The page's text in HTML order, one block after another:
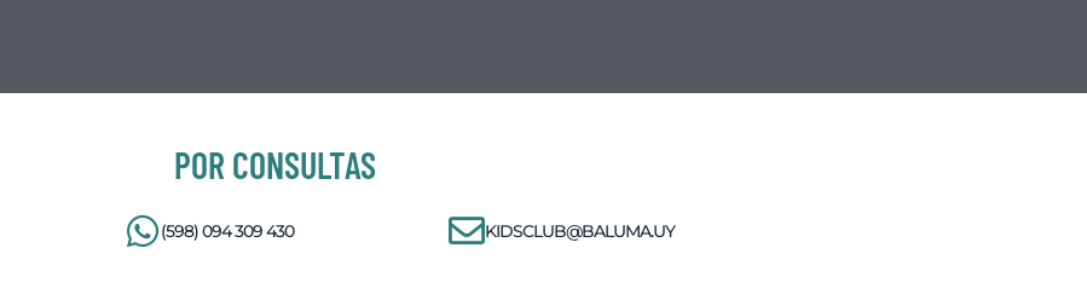
POR CONSULTAS
(598) 094 309 430 KIDSCLUB@BALUMA.UY